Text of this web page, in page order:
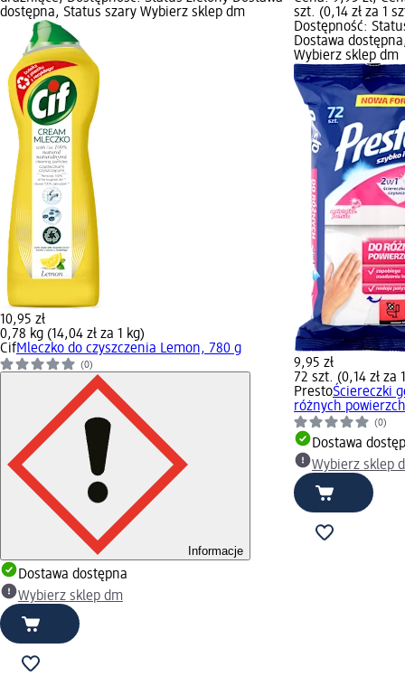
dostępna, Status szary Wybierz sklep dm
10,95 zł
0,78 kg (14,04 zł za 1 kg)
CifMleczko do czyszczenia Lemon, 780 g
(0)
Informacje
Dostawa dostępna
Wybierz sklep dm
szt. (0,14 zł za 1
Dostępność:
Dostawa
Wybierz sklep dm
9,95 zł
72 szt. (0,14 zł za
PrestoŚciereczki
różnych
(0)
Dostawa
Wybierz sklep